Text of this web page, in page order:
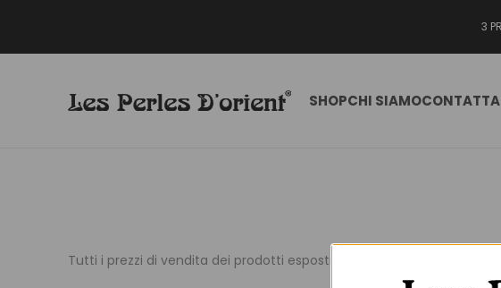
3
SHOPCHI SIAMO
Tutti i prezzi di vendita dei prodotti esposti ed indicati all’interno del